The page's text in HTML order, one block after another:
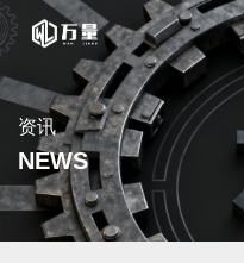
资讯
NEWS